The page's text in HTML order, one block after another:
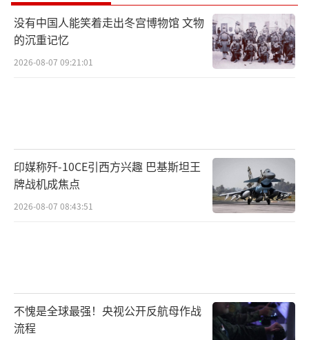
没有中国人能笑着走出冬宫博物馆 文物
的沉重记忆
2026-08-07 09:21:01
印媒称歼-10CE引西方兴趣 巴基斯坦王
牌战机成焦点
2026-08-07 08:43:51
不愧是全球最强！央视公开反航母作战
流程